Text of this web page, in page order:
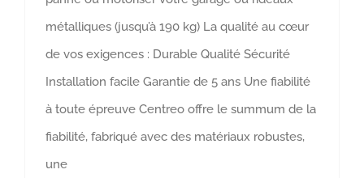
métalliques (jusqu’à 190 kg) La qualité au cœur
de vos exigences : Durable Qualité Sécurité
Installation facile Garantie de 5 ans Une fiabilité
à toute épreuve Centreo offre le summum de la
fiabilité, fabriqué avec des matériaux robustes,
une